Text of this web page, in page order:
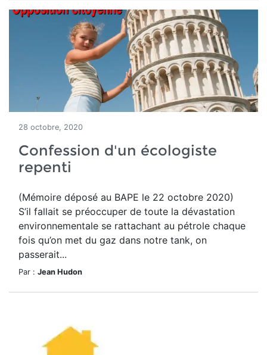
28 octobre, 2020
Confession d'un écologiste
repenti
(Mémoire déposé au BAPE le 22 octobre 2020)
S’il fallait se préoccuper de toute la dévastation
environnementale se rattachant au pétrole chaque
fois qu’on met du gaz dans notre tank, on
passerait...
Par : Jean Hudon